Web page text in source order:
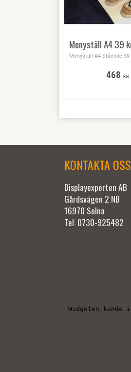
468 KR
KONTAKTA OSS
Displayexperten AB
Gårdsvägen 2 NB
16970 Solna
Tel: 0730-925482